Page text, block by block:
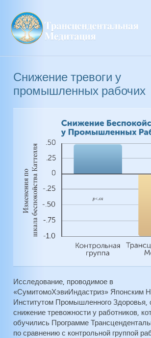
Снижение тревоги у
промышленных рабочих
Исследование, проводимое в
«СумитомоХэвиИндастриз» Японским
Институтом Промышленного Здоровья,
снижение тревожности у работников,
обучились Программе
по сравнению с контрольной группой